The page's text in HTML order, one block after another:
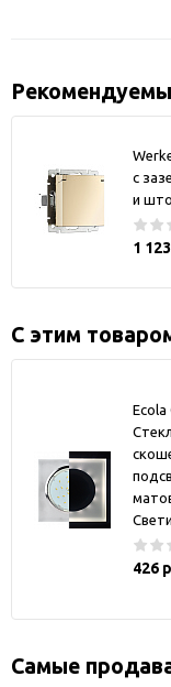
с
и
1
С этим
Ecola
426
Самые